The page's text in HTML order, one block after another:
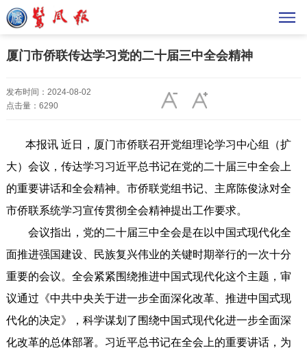
厦门市侨联传达学习党的二十届三中全会精神
发布时间：2024-08-02
点击量：6290
本报讯 近日，厦门市侨联召开党组理论学习中心组（扩
大）会议，传达学习习近平总书记在党的二十届三中全会上
的重要讲话和全会精神。市侨联党组书记、主席陈俊泳对全
市侨联系统学习宣传贯彻全会精神提出工作要求。
会议指出，党的二十届三中全会是在以中国式现代化全
面推进强国建设、民族复兴伟业的关键时期举行的一次十分
重要的会议。全会紧紧围绕推进中国式现代化这个主题，审
议通过《中共中央关于进一步全面深化改革、推进中国式现
代化的决定》，科学谋划了围绕中国式现代化进一步全面深
化改革的总体部署。习近平总书记在全会上的重要讲话，为